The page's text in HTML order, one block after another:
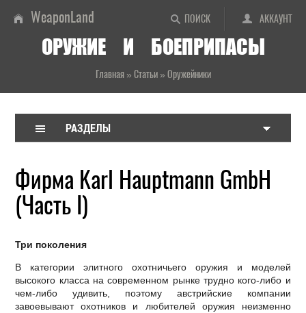
ПОИСК АККАУНТ
WeaponLand
ОРУЖИЕ И БОЕПРИПАСЫ
Главная» Статьи» Оружейники
РАЗДЕЛЫ
Фирма Karl Hauptmann GmbH
(Часть I)
Три поколения
В категории элитного охотничьего оружия и моделей
высокого класса на современном рынке трудно кого-либо и
чем-либо удивить, поэтому австрийские компании
завоевывают охотников и любителей оружия неизменно